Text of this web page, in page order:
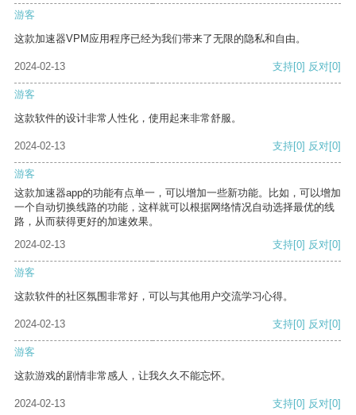
游客
这款加速器VPM应用程序已经为我们带来了无限的隐私和自由。
2024-02-13 支持[0] 反对[0]
游客
这款软件的设计非常人性化，使用起来非常舒服。
2024-02-13 支持[0] 反对[0]
游客
这款加速器app的功能有点单一，可以增加一些新功能。比如，可以增加
一个自动切换线路的功能，这样就可以根据网络情况自动选择最优的线
路，从而获得更好的加速效果。
2024-02-13
支持[0] 反对[0]
游客
这款软件的社区氛围非常好，可以与其他用户交流学习心得。
2024-02-13 支持[0] 反对[0]
游客
这款游戏的剧情非常感人，让我久久不能忘怀。
2024-02-13 支持[0] 反对[0]